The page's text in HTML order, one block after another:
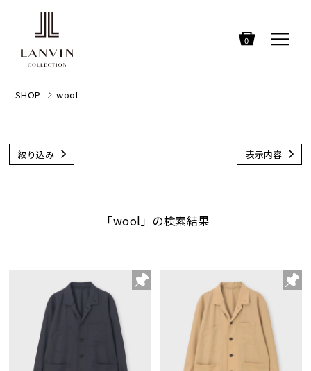
0
SHOP wool
絞り込み 表示内容
「wool」の検索結果